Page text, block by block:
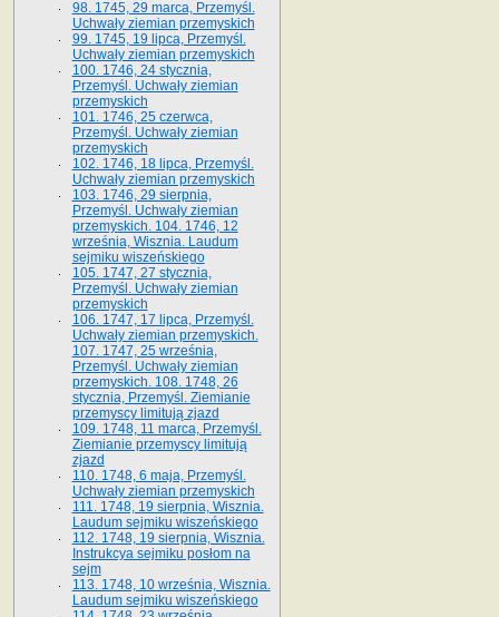
98. 1745, 29 marca, Przemyśl.
Uchwały ziemian przemyskich
99. 1745, 19 lipca, Przemyśl.
Uchwały ziemian przemyskich
100. 1746, 24 stycznia,
Przemyśl. Uchwały ziemian
przemyskich
101. 1746, 25 czerwca,
Przemyśl. Uchwały ziemian
przemyskich
102. 1746, 18 lipca, Przemyśl.
Uchwały ziemian przemyskich
103. 1746, 29 sierpnia,
Przemyśl. Uchwały ziemian
przemyskich. 104. 1746, 12
września, Wisznia. Laudum
sejmiku wiszeńskiego
105. 1747, 27 stycznia,
Przemyśl. Uchwały ziemian
przemyskich
106. 1747, 17 lipca, Przemyśl.
Uchwały ziemian przemyskich.
107. 1747, 25 września,
Przemyśl. Uchwały ziemian
przemyskich. 108. 1748, 26
stycznia, Przemyśl. Ziemianie
przemyscy limitują zjazd
109. 1748, 11 marca, Przemyśl.
Ziemianie przemyscy limitują
zjazd
110. 1748, 6 maja, Przemyśl.
Uchwały ziemian przemyskich
111. 1748, 19 sierpnia, Wisznia.
Laudum sejmiku wiszeńskiego
112. 1748, 19 sierpnia, Wisznia.
Instrukcya sejmiku posłom na
sejm
113. 1748, 10 września, Wisznia.
Laudum sejmiku wiszeńskiego